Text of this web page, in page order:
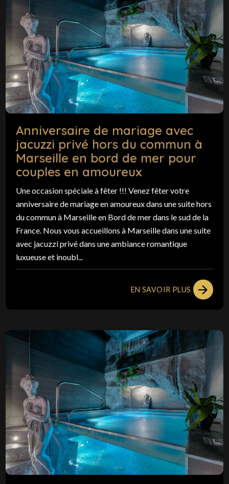
Anniversaire de mariage avec
jacuzzi privé hors du commun à
Marseille en bord de mer pour
couples en amoureux
Une occasion spéciale à fêter !!! Venez fêter votre
anniversaire de mariage en amoureux dans une suite hors
du commun à Marseille en Bord de mer dans le sud de la
France. Nous vous accueillons à Marseille dans une suite
avec jacuzzi privé dans une ambiance romantique
luxueuse et inoubl...
EN SAVOIR PLUS